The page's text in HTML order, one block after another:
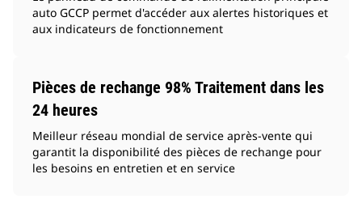
auto GCCP permet d'accéder aux alertes historiques et
aux indicateurs de fonctionnement
Pièces de rechange 98% Traitement dans les
24 heures
Meilleur réseau mondial de service après-vente qui
garantit la disponibilité des pièces de rechange pour
les besoins en entretien et en service